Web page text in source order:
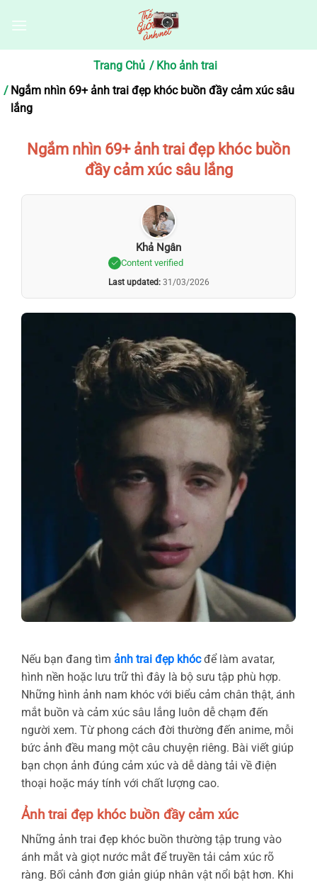
qua
Trang Chủ
Kho ảnh trai
Ngắm nhìn 69+ ảnh trai đẹp khóc buồn đầy cảm xúc sâu
lắng
Ngắm nhìn 69+ ảnh trai đẹp khóc buồn
đầy cảm xúc sâu lắng
Khả Ngân
Content verified
Last updated:31/03/2026
Nếu bạn đang tìm ảnh trai đẹp khócđể làm avatar,
hình nền hoặc lưu trữ thì đây là bộ sưu tập phù hợp.
Những hình ảnh nam khóc với biểu cảm chân thật, ánh
mắt buồn và cảm xúc sâu lắng luôn dễ chạm đến
người xem. Từ phong cách đời thường đến anime, mỗi
bức ảnh đều mang một câu chuyện riêng. Bài viết giúp
bạn chọn ảnh đúng cảm xúc và dễ dàng tải về điện
thoại hoặc máy tính với chất lượng cao.
Ảnh trai đẹp khóc buồn đầy cảm xúc
Những ảnh trai đẹp khóc buồn thường tập trung vào
ánh mắt và giọt nước mắt để truyền tải cảm xúc rõ
ràng. Bối cảnh đơn giản giúp nhân vật nổi bật hơn. Khi